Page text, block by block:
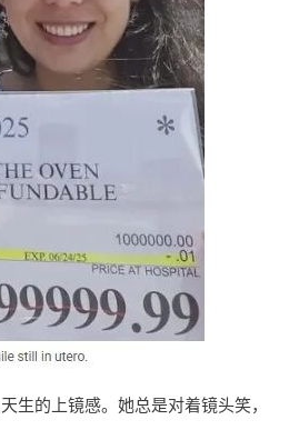
生的上镜感。她总是对着镜头笑，